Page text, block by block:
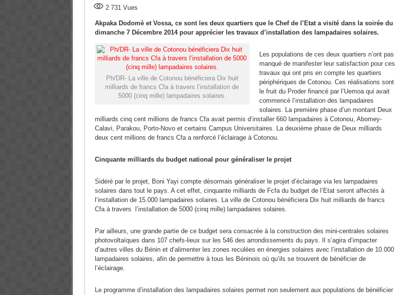
2 731Vues
Akpaka Dodomè et Vossa, ce sont les deux quartiers que le Chef de l’Etat a visité dans la soirée du
dimanche 7 Décembre 2014 pour apprécier les travaux d’installation des lampadaires solaires.
Ph/DR- La ville de Cotonou bénéficiera Dix huit
milliards de francs Cfa à travers l’installation de
5000 (cinq mille) lampadaires solaires.
Les populations de ces deux quartiers n’ont pas
manqué de manifester leur satisfaction pour ces
travaux qui ont pris en compte les quartiers
périphériques de Cotonou. Ces réalisations sont
le fruit du Proder financé par l’Uemoa qui avait
commencé l’installation des lampadaires
solaires. La première phase d’un montant Deux
milliards cinq cent millions de francs Cfa avait permis d’installer 660 lampadaires à Cotonou, Abomey-
Calavi, Parakou, Porto-Novo et certains Campus Universitaires. La deuxième phase de Deux milliards
deux cent millions de francs Cfa a renforcé l’éclairage à Cotonou.
Cinquante milliards du budget national pour généraliser le projet
Sidéré par le projet, Boni Yayi compte désormais généraliser le projet d’éclairage via les lampadaires
solaires dans tout le pays. A cet effet, cinquante milliards de Fcfa du budget de l’Etat seront affectés à
l’installation de 15.000 lampadaires solaires. La ville de Cotonou bénéficiera Dix huit milliards de francs
Cfa à travers l’installation de 5000 (cinq mille) lampadaires solaires.
Par ailleurs, une grande partie de ce budget sera consacrée à la construction des mini-centrales solaires
photovoltaïques dans 107 chefs-lieux sur les 546 des arrondissements du pays. Il s’agira d’impacter
d’autres villes du Bénin et d’alimenter les zones reculées en énergies solaires avec l’installation de 10.000
lampadaires solaires, afin de permettre à tous les Béninois où qu’ils se trouvent de bénéficier de
l’éclairage.
Le programme d’installation des lampadaires solaires permet non seulement aux populations de bénéficier